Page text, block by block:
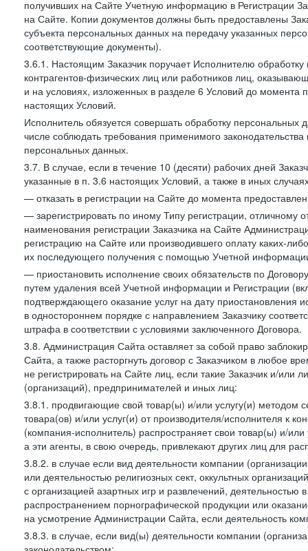
получивших на Сайте Учетную информацию в Регистрации
на Сайте. Копии документов должны быть предоставлены
субъекта персональных данных на передачу указанных
соответствующие документы).
3.6.1. Настоящим Заказчик поручает Исполнителю
контрагентов-физических лиц или работников лиц,
и на условиях, изложенных в разделе 6 Условий до момента
настоящих Условий.
Исполнитель обязуется совершать обработку
числе соблюдать требования применимого
персональных данных.
3.7. В случае, если в течение 10 (десяти) рабочих дней
указанные в п. 3.6 настоящих Условий, а также в иных
— отказать в регистрации на Сайте до момента
— зарегистрировать по иному Типу регистрации, отличному
наименования регистрации Заказчика на Сайте
регистрацию на Сайте или производившего оплату каких-
их последующего получения с помощью Учетной
— приостановить исполнение своих обязательств по
путем удаления всей Учетной информации и Регистрации
подтверждающего оказание услуг на дату приостановления
в одностороннем порядке с направлением Заказчику
штрафа в соответствии с условиями заключенного Договора.
3.8. Администрация Сайта оставляет за собой право
Сайта, а также расторгнуть договор с Заказчиком в любое
не регистрировать на Сайте лиц, если такие Заказчик и/
(организаций), предпринимателей и иных лиц:
3.8.1. продвигающие свой товар(ы) и/или услугу(и) методом
товара(ов) и/или услуг(и) от производителя/исполнителя к
(компания-исполнитель) распространяет свои товар(ы) и/
а эти агенты, в свою очередь, привлекают других лиц для
3.8.2. в случае если вид деятельности компании
или деятельностью религиозных сект, оккультных
с организацией азартных игр и развлечений,
распространением порнографической продукции или
на усмотрение Администрации Сайта, если деятельность
3.8.3. в случае, если вид(ы) деятельности компании